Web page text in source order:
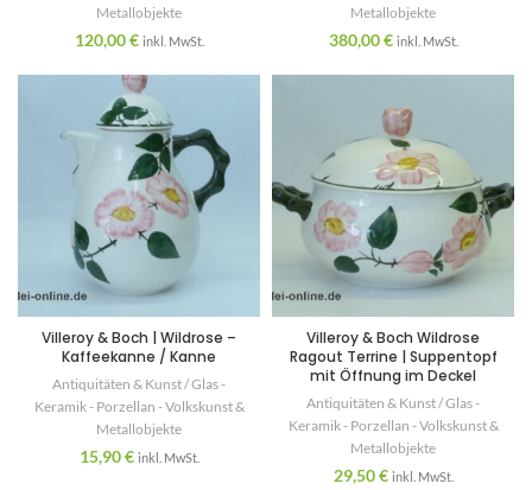
Metallobjekte
120,00€ inkl. MwSt.
Metallobjekte
380,00€ inkl. MwSt.
Villeroy & Boch | Wildrose –
Kaffeekanne / Kanne
Antiquitäten & Kunst / Glas -
Keramik - Porzellan - Volkskunst &
Metallobjekte
15,90€ inkl. MwSt.
Villeroy & Boch Wildrose
Ragout Terrine | Suppentopf
mit Öffnung im Deckel
Antiquitäten & Kunst / Glas -
Keramik - Porzellan - Volkskunst &
Metallobjekte
29,50€ inkl. MwSt.